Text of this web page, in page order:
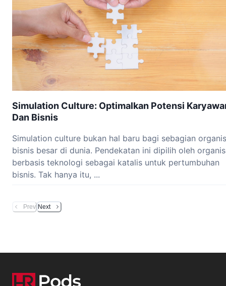
Simulation Culture: Optimalkan Potensi
Dan Bisnis
Simulation culture bukan hal baru bagi sebagian
bisnis besar di dunia. Pendekatan ini dipilih oleh
berbasis teknologi sebagai katalis untuk pertumbuhan
bisnis. Tak hanya itu, ...
Prev Next